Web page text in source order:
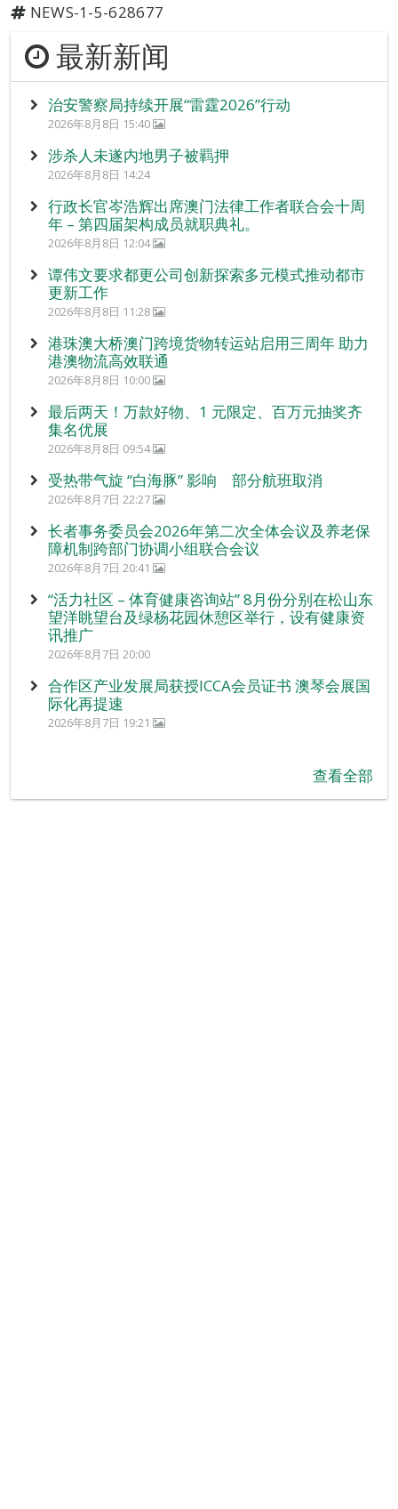
NEWS-1-5-628677
最新新闻
治安警察局持续开展“雷霆2026”行动
2026年8月8日 15:40
涉杀人未遂内地男子被羁押
2026年8月8日 14:24
行政长官岑浩辉出席澳门法律工作者联合会十周
年 – 第四届架构成员就职典礼。
2026年8月8日 12:04
谭伟文要求都更公司创新探索多元模式推动都市
更新工作
2026年8月8日 11:28
港珠澳大桥澳门跨境货物转运站启用三周年 助力
港澳物流高效联通
2026年8月8日 10:00
最后两天！万款好物、1 元限定、百万元抽奖齐
集名优展
2026年8月8日 09:54
受热带气旋 “白海豚” 影响 部分航班取消
2026年8月7日 22:27
长者事务委员会2026年第二次全体会议及养老保
障机制跨部门协调小组联合会议
2026年8月7日 20:41
“活力社区 – 体育健康咨询站” 8月份分别在松山东
望洋眺望台及绿杨花园休憩区举行，设有健康资
讯推广
2026年8月7日 20:00
合作区产业发展局获授ICCA会员证书 澳琴会展国
际化再提速
2026年8月7日 19:21
查看全部